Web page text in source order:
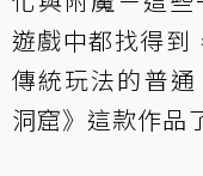
遊戲中都找得到
傳統玩法的普通
洞窟》這款作品